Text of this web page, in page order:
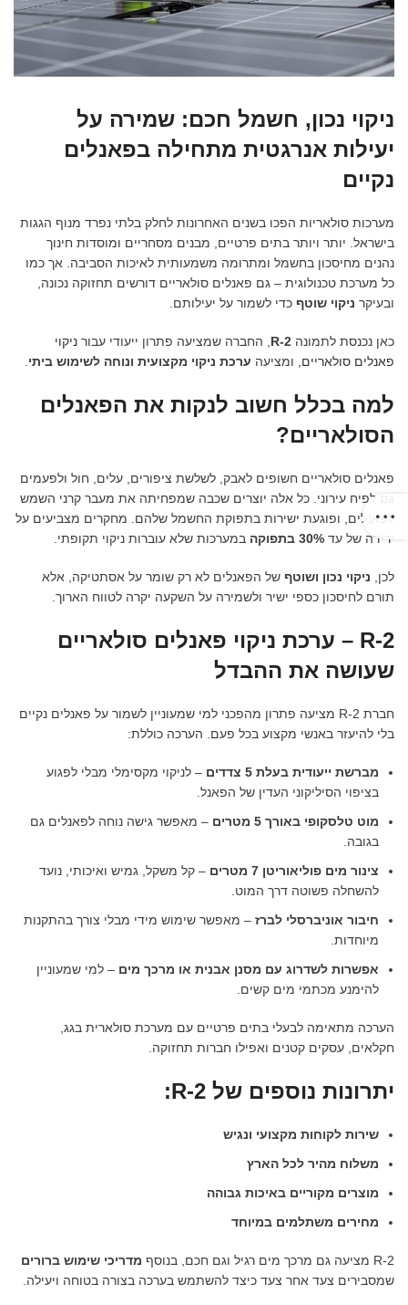
ניקוי נכון, חשמל חכם: שמירה על
יעילות אנרגטית מתחילה בפאנלים
נקיים
מערכות סולאריות הפכו בשנים האחרונות לחלק בלתי נפרד מנוף הגגות
בישראל. יותר ויותר בתים פרטיים, מבנים מסחריים ומוסדות חינוך
נהנים מחיסכון בחשמל ומתרומה משמעותית לאיכות הסביבה. אך כמו
כל מערכת טכנולוגית – גם פאנלים סולאריים דורשים תחזוקה נכונה,
ובעיקר ניקוי שוטף כדי לשמור על יעילותם.
כאן נכנסת לתמונה R-2 , החברה שמציעה פתרון ייעודי עבור ניקוי
פאנלים סולאריים , ומציעה ערכת ניקוי מקצועית ונוחה לשימוש ביתי
למה בכלל חשוב לנקות את הפאנלים
הסולאריים?
פאנלים סולאריים חשופים לאבק, לשלשת ציפורים, עלים, חול ולפעמים
גם לפיח עירוני. כל אלה יוצרים שכבה שמפחיתה את מעבר קרני השמש
לפאנלים, ופוגעת ישירות בתפוקת החשמל שלהם. מחקרים מצביעים על
ירידה של עד 30% בתפוקה במערכות שלא עוברות ניקוי תקופתי.
לכן, ניקוי נכון ושוטף של הפאנלים לא רק שומר על אסתטיקה, אלא
תורם לחיסכון כספי ישיר ולשמירה על השקעה יקרה לטווח הארוך.
R-2 – ערכת ניקוי פאנלים סולאריים
שעושה את ההבדל
חברת R-2 מציעה פתרון מהפכני למי שמעוניין לשמור על פאנלים נקיים
בלי להיעזר באנשי מקצוע בכל פעם. הערכה כוללת:
מברשת ייעודית בעלת 5 צדדים
– לניקוי מקסימלי מבלי לפגוע
בציפוי הסיליקוני העדין של הפאנל.
מוט טלסקופי באורך 5 מטרים
– מאפשר גישה נוחה לפאנלים גם
בגובה.
צינור מים פוליאוריטן 7 מטרים
– קל משקל, גמיש ואיכותי, נועד
להשחלה פשוטה דרך המוט.
חיבור אוניברסלי לברז – מאפשר שימוש מידי מבלי צורך בהתקנות
מיוחדות.
אפשרות לשדרוג עם מסנן אבנית או מרכך מים – למי שמעוניין
להימנע מכתמי מים קשים.
הערכה מתאימה לבעלי בתים פרטיים עם מערכת סולארית בגג,
חקלאים, עסקים קטנים ואפילו חברות תחזוקה.
יתרונות נוספים של R-2:
שירות לקוחות מקצועי ונגיש
משלוח מהיר לכל הארץ
מוצרים מקוריים באיכות גבוהה
מחירים משתלמים במיוחד
R-2 מציעה גם מרכך מים רגיל וגם חכם, בנוסף
מדריכי שימוש ברורים
שמסבירים צעד אחר צעד כיצד להשתמש בערכה בצורה בטוחה ויעילה.